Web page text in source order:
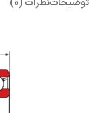
توضیحاتنظرات (0)